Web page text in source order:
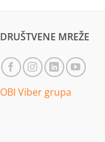
DRUŠTVENE MREŽE
OBI Viber grupa